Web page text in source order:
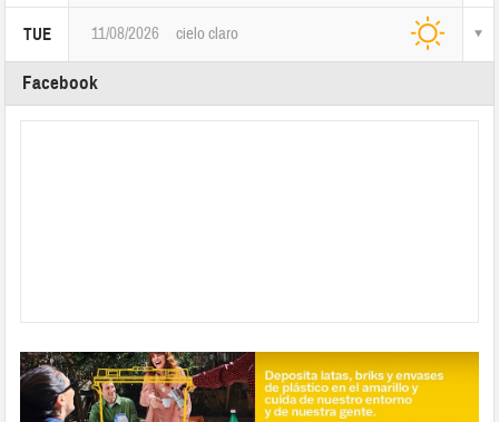
TUE 11/08/2026 cielo claro
Facebook